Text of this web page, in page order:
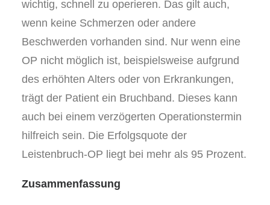
wichtig, schnell zu operieren. Das gilt auch,
wenn keine Schmerzen oder andere
Beschwerden vorhanden sind. Nur wenn eine
OP nicht möglich ist, beispielsweise aufgrund
des erhöhten Alters oder von Erkrankungen,
trägt der Patient ein Bruchband. Dieses kann
auch bei einem verzögerten Operationstermin
hilfreich sein. Die Erfolgsquote der
Leistenbruch-OP liegt bei mehr als 95 Prozent.
Zusammenfassung